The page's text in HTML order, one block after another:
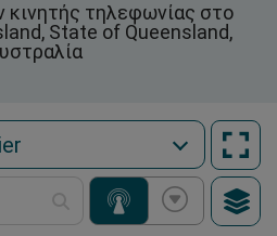
τηλεφωνίας στο
State of Queensland,